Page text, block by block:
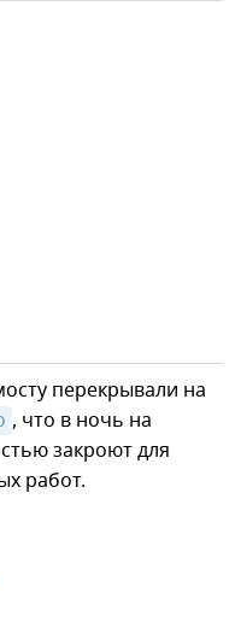
перекрывали на
, что в ночь на
закроют для
работ.